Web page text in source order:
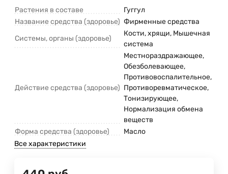
Растения в составе
Гуггул
Название средства (здоровье) Фирменные средства
Системы, органы (здоровье)
Кости, хрящи, Мышечная
система
Действие средства (здоровье)
Местнораздражающее,
Обезболевающее,
Противовоспалительное,
Противоревматическое,
Тонизирующее,
Нормализация обмена
веществ
Форма средства (здоровье)
Масло
Все характеристики